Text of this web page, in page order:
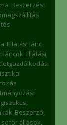
Beszerzési
Ellátási lánc
láncok Ellátási
Beszerző,
sofőr állások,